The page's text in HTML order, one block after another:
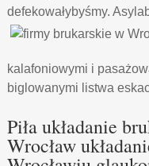
defekowałybyśmy.
kalafoniowymi i
biglowanymi listwa
Piła układanie
Wrocław